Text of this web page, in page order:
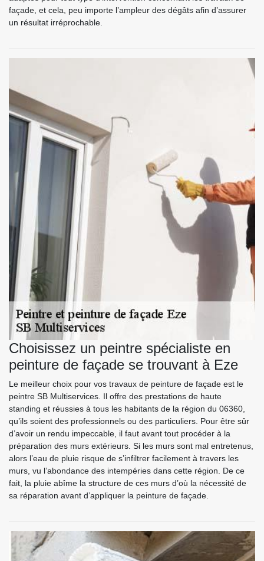
façade, et cela, peu importe l’ampleur des dégâts afin d’assurer
un résultat irréprochable.
Choisissez un peintre spécialiste en
peinture de façade se trouvant à Eze
Le meilleur choix pour vos travaux de peinture de façade est le
peintre SB Multiservices. Il offre des prestations de haute
standing et réussies à tous les habitants de la région du 06360,
qu’ils soient des professionnels ou des particuliers. Pour être sûr
d’avoir un rendu impeccable, il faut avant tout procéder à la
préparation des murs extérieurs. Si les murs sont mal entretenus,
alors l’eau de pluie risque de s’infiltrer facilement à travers les
murs, vu l’abondance des intempéries dans cette région. De ce
fait, la pluie abîme la structure de ces murs d’où la nécessité de
sa réparation avant d’appliquer la peinture de façade.